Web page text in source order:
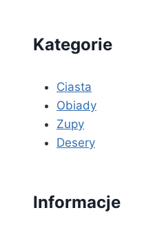
Kategorie
Ciasta
Obiady
Zupy
Desery
Informacje